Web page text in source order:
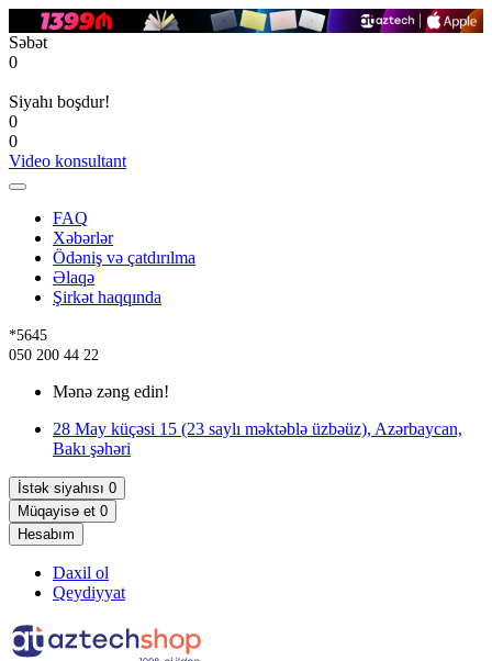
Səbət
0
Siyahı boşdur!
0
0
Video konsultant
FAQ
Xəbərlər
Ödəniş və çatdırılma
Əlaqə
Şirkət haqqında
*5645
050 200 44 22
Mənə zəng edin!
28 May küçəsi 15 (23 saylı məktəblə üzbəüz), Azərbaycan,
Bakı şəhəri
İstək siyahısı 0
Müqayisə et 0
Hesabım
Daxil ol
Qeydiyyat